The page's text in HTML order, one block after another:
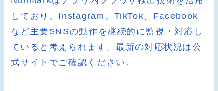
しており、Instagram、TikTok、Facebook
など主要SNSの動作を継続的に監視・対応し
ていると考えられます。最新の対応状況は公
式サイトでご確認ください。